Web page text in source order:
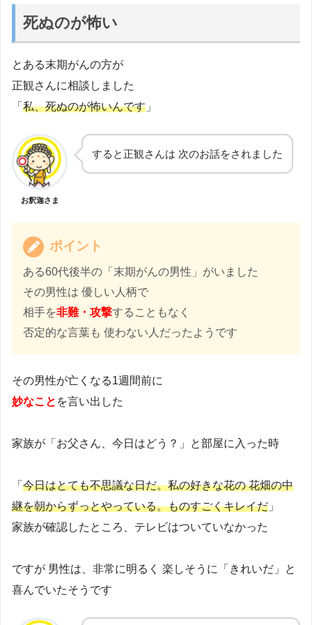
死ぬのが怖い
とある末期がんの方が
正観さんに相談しました
「 私、死ぬのが怖いんです 」
お釈迦さま
すると正観さんは 次のお話をされました
ポイント
ある60代後半の「末期がんの男性」がいました
その男性は 優しい人柄で
相手を非難・攻撃することもなく
否定的な言葉も 使わない人だったようです
その男性が亡くなる1週間前に
妙なこと を言い出した
家族が「お父さん、今日はどう？」と部屋に入った時
「 今日はとても不思議な日だ。私の好きな花の 花畑の中
継を朝からずっとやっている。ものすごくキレイだ 」
家族が確認したところ、テレビはついていなかった
ですが 男性は、非常に明るく 楽しそうに「きれいだ」と
喜んでいたそうです